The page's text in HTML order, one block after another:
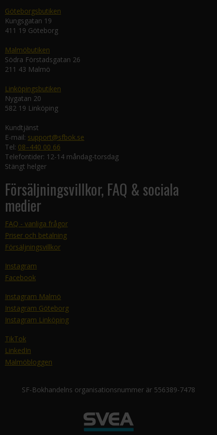
Göteborgsbutiken
Kungsgatan 19
411 19 Göteborg
Malmöbutiken
Södra Förstadsgatan 26
211 43 Malmö
Linköpingsbutiken
Nygatan 20
582 19 Linköping
Kundtjänst
E-mail: support@sfbok.se
Tel: 08–440 00 66
Telefontider: 12-14 måndag-torsdag
Stängt helger
Försäljningsvillkor, FAQ & sociala
medier
FAQ - vanliga frågor
Priser och betalning
Försäljningsvillkor
Instagram
Facebook
Instagram Malmö
Instagram Göteborg
Instagram Linköping
TikTok
LinkedIn
Malmöbloggen
SF-Bokhandelns organisationsnummer är 556389-7478